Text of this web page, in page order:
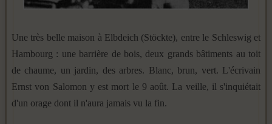
Une très belle maison à Elbdeich (Stöckte), entre le Schleswig et
Hambourg : une barrière de bois, deux grands bâtiments au toit
de chaume, un jardin, des arbres. Blanc, brun, vert. L'écrivain
Ernst von Salomon y est mort le 9 août. La veille, il s'inquiétait
d'un orage dont il n'aura jamais vu la fin.